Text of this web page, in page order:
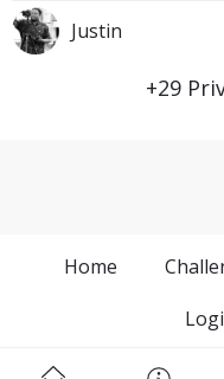
Justin
+29
Home